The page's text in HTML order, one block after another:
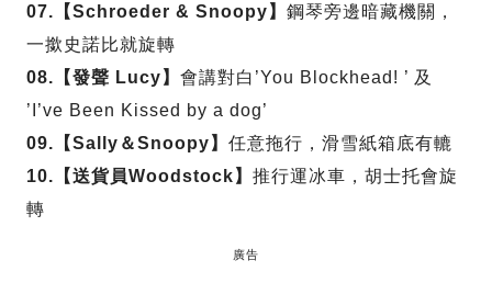
07.【Schroeder & Snoopy】 鋼琴旁邊暗藏機關，
一撳史諾比就旋轉
08.【發聲 Lucy】 會講對白’You Blockhead! ’ 及
’I’ve Been Kissed by a dog’
09.【Sally＆Snoopy】 任意拖行，滑雪紙箱底有轆
10.【送貨員Woodstock】 推行運冰車，胡士托會旋
轉
廣告